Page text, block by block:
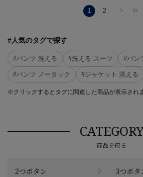
1 2
#人気のタグで探す
#パンツ 洗える #洗える スーツ #パン
#パンツ ノータック #ジャケット 洗える
※クリックするとタグに関連した商品が表示されま
商品を絞る
2つボタン 3つボタ